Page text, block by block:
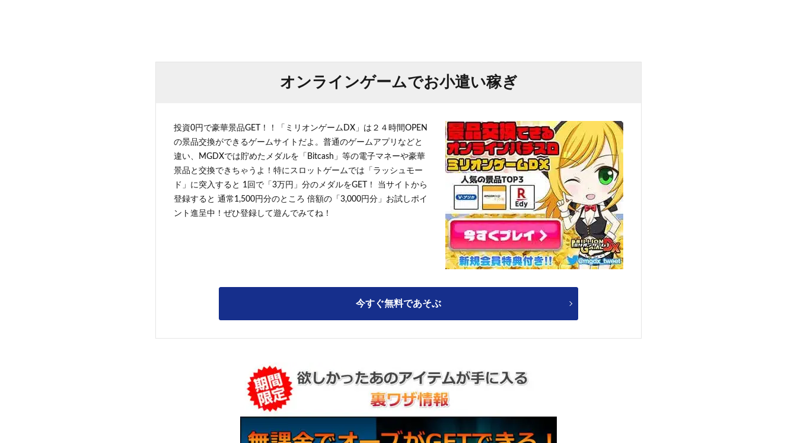
オンラインゲームでお小遣い稼ぎ
投資0円で豪華景品GET！！「ミリオンゲームDX」は２４時間OPEN
の景品交換ができるゲームサイトだよ。普通のゲームアプリなどと
違い、MGDXでは貯めたメダルを「Bitcash」等の電子マネーや豪華
景品と交換できちゃうよ！特にスロットゲームでは「ラッシュモー
ド」に突入すると 1回で「3万円」分のメダルをGET！ 当サイトから
登録すると 通常1,500円分のところ 倍額の「3,000円分」お試しポイ
ント進呈中！ぜひ登録して遊んでみてね！
今すぐ無料であそぶ